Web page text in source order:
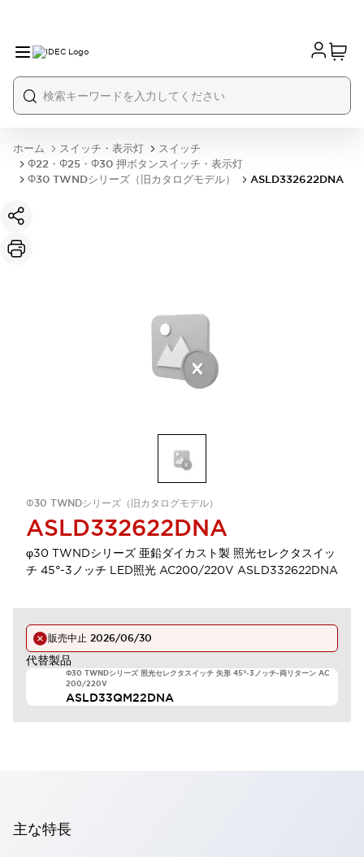
ホーム スイッチ・表示灯
スイッチ
Φ22・Φ25・Φ30 押ボタンスイッチ・表示灯
Φ30 TWNDシリーズ（旧カタログモデル）
ASLD332622DNA
Φ30 TWNDシリーズ（旧カタログモデル）
ASLD332622DNA
φ30 TWNDシリーズ 亜鉛ダイカスト製 照光セレクタスイッ
チ 45°-3ノッチ LED照光 AC200/220V ASLD332622DNA
販売中止 2026/06/30
代替製品
Φ30 TWNDシリーズ 照光セレクタスイッチ 矢形 45°-3ノッチ-両リターン AC
200/220V
ASLD33QM22DNA
主な特長